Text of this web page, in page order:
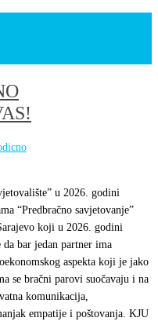
u 2026. godini
“Predbračno savjetovanje”
koji u 2026. godini
bar jedan partner ima
aspekta koji je jako
se bračni parovi suočavaju i na
komunikacija,
empatije i poštovanja. KJU